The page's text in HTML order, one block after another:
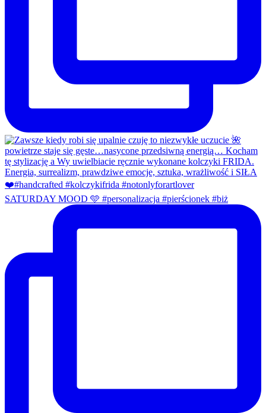
SATURDAY MOOD 🩵 #personalizacja #pierścionek #biż